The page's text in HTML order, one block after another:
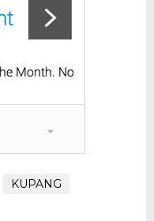
KUPANG